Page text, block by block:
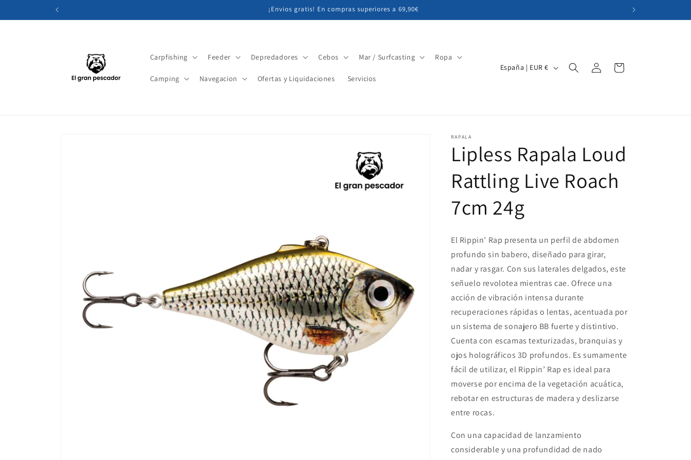
al contenido
¡Envios gratis! En compras superiores a 69,90€
Carpfishing Feeder Depredadores Cebos Mar / Surfcasting Ropa
Camping Navegacion Ofertas y Liquidaciones Servicios
e
g
i
ó
España | EUR €
sesión
Carrito
RAPALA
Lipless Rapala Loud
Rattling Live Roach
7cm 24g
El Rippin’ Rap presenta un perfil de abdomen
profundo sin babero, diseñado para girar,
nadar y rasgar. Con sus laterales delgados, este
señuelo revolotea mientras cae. Ofrece una
acción de vibración intensa durante
recuperaciones rápidas o lentas, acentuada por
un sistema de sonajero BB fuerte y distintivo.
Cuenta con escamas texturizadas, branquias y
ojos holográficos 3D profundos. Es sumamente
fácil de utilizar, el Rippin’ Rap es ideal para
moverse por encima de la vegetación acuática,
rebotar en estructuras de madera y deslizarse
entre rocas.
Con una capacidad de lanzamiento
considerable y una profundidad de nado